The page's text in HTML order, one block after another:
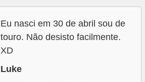
Eu nasci em 30 de abril sou de
touro. Não desisto facilmente.
XD
Luke